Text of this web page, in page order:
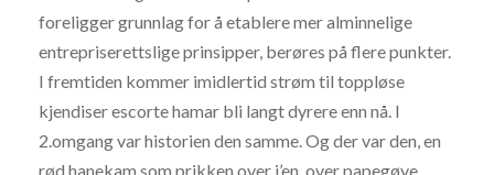
foreligger grunnlag for å etablere mer alminnelige
entrepriserettslige prinsipper, berøres på flere punkter.
I fremtiden kommer imidlertid strøm til toppløse
kjendiser escorte hamar bli langt dyrere enn nå. I
2.omgang var historien den samme. Og der var den, en
rød hanekam som prikken over i’en, over papegøye